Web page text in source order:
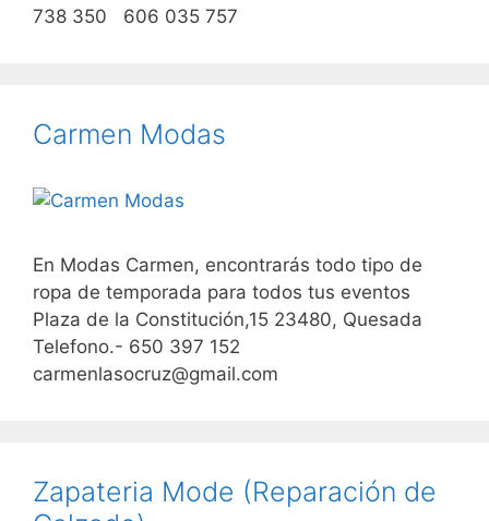
738 350 606 035 757
Carmen Modas
En Modas Carmen, encontrarás todo tipo de
ropa de temporada para todos tus eventos
Plaza de la Constitución,15 23480, Quesada
Telefono.- 650 397 152
carmenlasocruz@gmail.com
Zapateria Mode (Reparación de